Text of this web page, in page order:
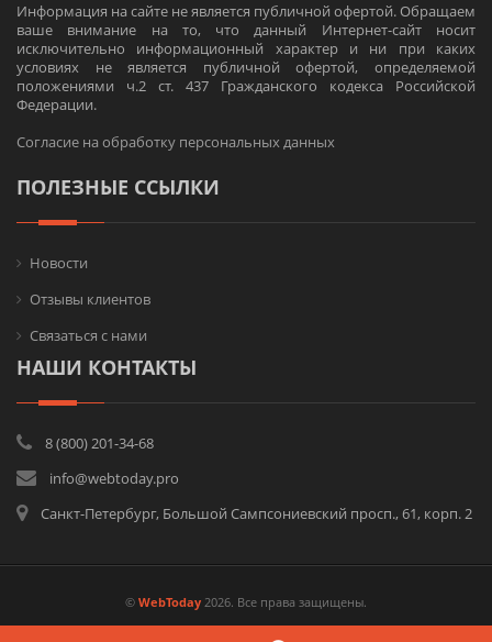
Информация на сайте не является публичной офертой. Обращаем
ваше внимание на то, что данный Интернет-сайт носит
исключительно информационный характер и ни при каких
условиях не является публичной офертой, определяемой
положениями ч.2 ст. 437 Гражданского кодекса Российской
Федерации.
Согласие на обработку персональных данных
ПОЛЕЗНЫЕ ССЫЛКИ
Новости
Отзывы клиентов
Связаться с нами
НАШИ КОНТАКТЫ
8 (800) 201-34-68
info@webtoday.pro
Санкт-Петербург, Большой Сампсониевский просп., 61, корп. 2
© WebToday 2026. Все права защищены.